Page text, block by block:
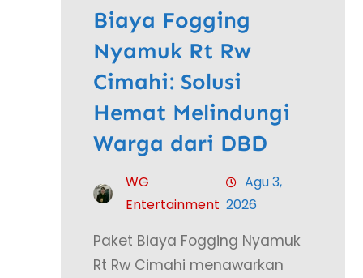
Biaya Fogging
Nyamuk Rt Rw
Cimahi: Solusi
Hemat Melindungi
Warga dari DBD
WG
Entertainment
Agu 3,
2026
Paket Biaya Fogging Nyamuk
Rt Rw Cimahi menawarkan